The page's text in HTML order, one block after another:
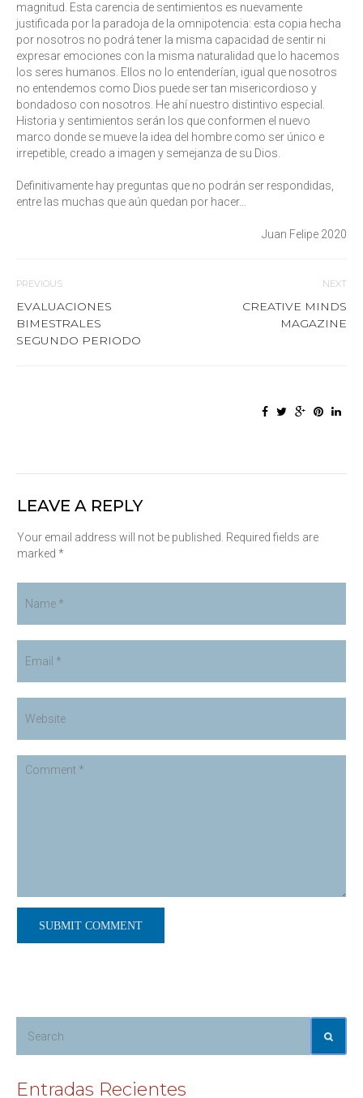
magnitud. Esta carencia de sentimientos es nuevamente
justificada por la paradoja de la omnipotencia: esta copia hecha
por nosotros no podrá tener la misma capacidad de sentir ni
expresar emociones con la misma naturalidad que lo hacemos
los seres humanos. Ellos no lo entenderían, igual que nosotros
no entendemos como Dios puede ser tan misericordioso y
bondadoso con nosotros. He ahí nuestro distintivo especial.
Historia y sentimientos serán los que conformen el nuevo
marco donde se mueve la idea del hombre como ser único e
irrepetible, creado a imagen y semejanza de su Dios.
Definitivamente hay preguntas que no podrán ser respondidas,
entre las muchas que aún quedan por hacer…
Juan Felipe 2020
PREVIOUS
EVALUACIONES
BIMESTRALES
SEGUNDO PERIODO
NEXT
CREATIVE MINDS
MAGAZINE
LEAVE A REPLY
Your email address will not be published. Required fields are
marked *
Entradas Recientes